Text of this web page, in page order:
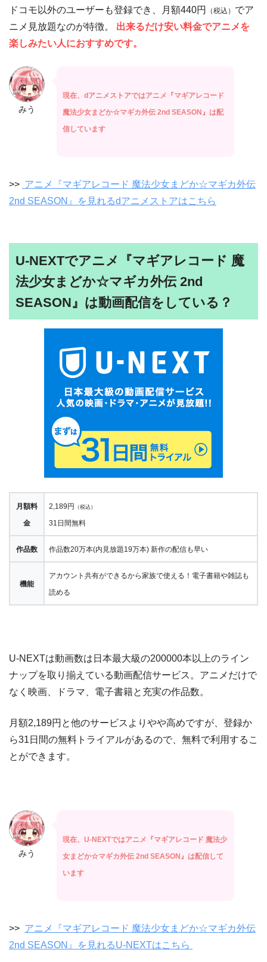
ドコモ以外のユーザーも登録でき、月額440円
（税込） でア
ニメ見放題なのが特徴。 出来るだけ安い料金でアニメを
楽しみたい人におすすめです。
みう
現在、dアニメストアではアニメ『マギアレコード
魔法少女まどか☆マギカ外伝 2nd SEASON』は配
信しています
>> アニメ『マギアレコード 魔法少女まどか☆マギカ外伝
2nd SEASON』を見れるdアニメストアはこちら
U-NEXTでアニメ『マギアレコード 魔
法少女まどか☆マギカ外伝 2nd
SEASON』は動画配信をしている？
月額料
金
2,189円 （税込）
31日間無料
作品数 作品数20万本(内見放題19万本) 新作の配信も早い
機能
アカウント共有ができるから家族で使える！電子書籍や雑誌も
読める
U-NEXTは動画数は日本最大級の200000本以上のライン
ナップを取り揃えている動画配信サービス。アニメだけで
なく映画、ドラマ、電子書籍と充実の作品数。
月額2,189円と他のサービスよりやや高めですが、登録か
ら31日間の無料トライアルがあるので、無料で利用するこ
とができます。
みう
現在、U-NEXTではアニメ『マギアレコード 魔法少
女まどか☆マギカ外伝 2nd SEASON』は配信して
います
>> アニメ『マギアレコード 魔法少女まどか☆マギカ外伝
2nd SEASON』を見れるU-NEXTはこちら